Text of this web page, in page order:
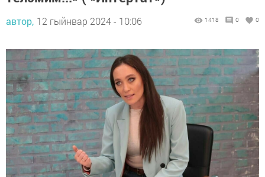
автор, 12 гыйнвар 2024 - 10:06 1418 0 0